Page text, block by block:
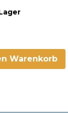
Warenkorb